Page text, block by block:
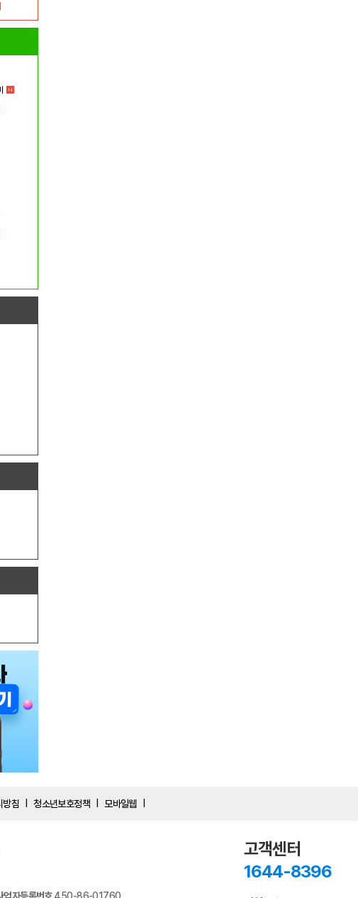
방침 청소년보호정책 모바일웹
고객센터
1644-8396